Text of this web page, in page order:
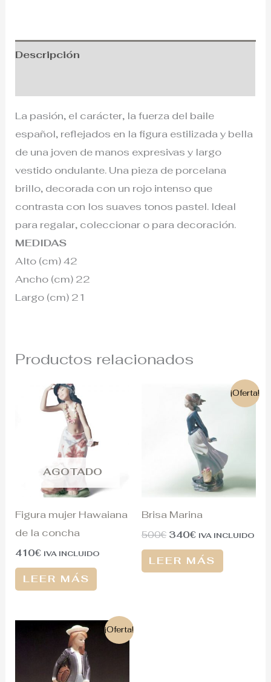
Descripción
La pasión, el carácter, la fuerza del baile
español, reflejados en la figura estilizada y bella
de una joven de manos expresivas y largo
vestido ondulante. Una pieza de porcelana
brillo, decorada con un rojo intenso que
contrasta con los suaves tonos pastel. Ideal
para regalar, coleccionar o para decoración.
MEDIDAS
Alto (cm) 42
Ancho (cm) 22
Largo (cm) 21
Productos relacionados
AGOTADO
Figura mujer Hawaiana
de la concha
410€ IVA INCLUIDO
LEER MÁS
¡Oferta!
Brisa Marina
500€
precio
original
500€.
340€
precio
actual
es:
340€.
IVA INCLUIDO
LEER MÁS
¡Oferta!
precio
original
era:
365€.
El
precio
actual
es:
200€.